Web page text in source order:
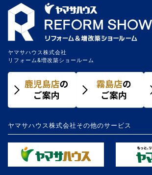
ヤマサハウス株式会社
リフォーム&増改築ショールーム
ヤマサハウス株式会社その他のサービス